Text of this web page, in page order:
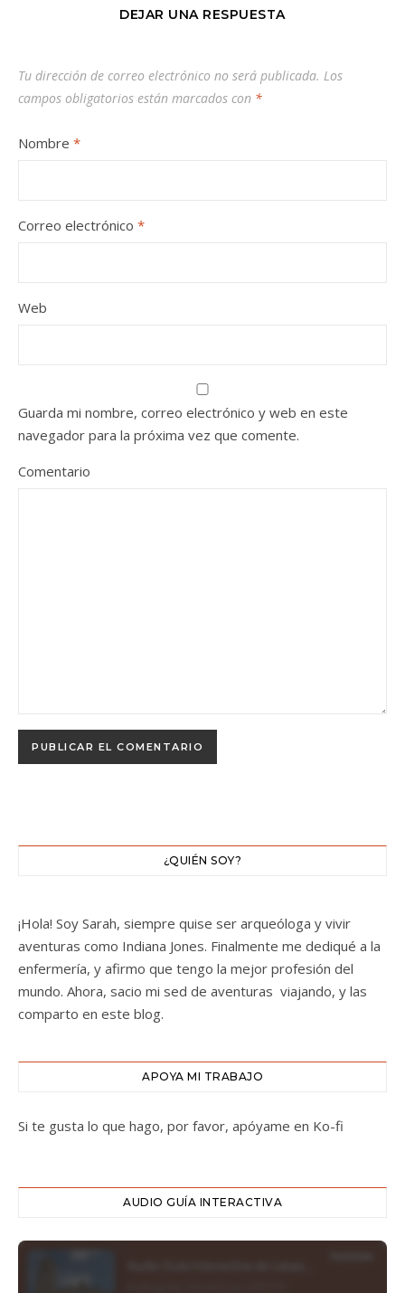
DEJAR UNA RESPUESTA
Tu dirección de correo electrónico no será publicada. Los
campos obligatorios están marcados con *
Nombre *
Correo electrónico *
Web
Guarda mi nombre, correo electrónico y web en este
navegador para la próxima vez que comente.
Comentario
¿QUIÉN SOY?
¡Hola! Soy Sarah, siempre quise ser arqueóloga y vivir
aventuras como Indiana Jones. Finalmente me dediqué a la
enfermería, y afirmo que tengo la mejor profesión del
mundo. Ahora, sacio mi sed de aventuras viajando, y las
comparto en este blog.
APOYA MI TRABAJO
Si te gusta lo que hago, por favor, apóyame en Ko-fi
AUDIO GUÍA INTERACTIVA